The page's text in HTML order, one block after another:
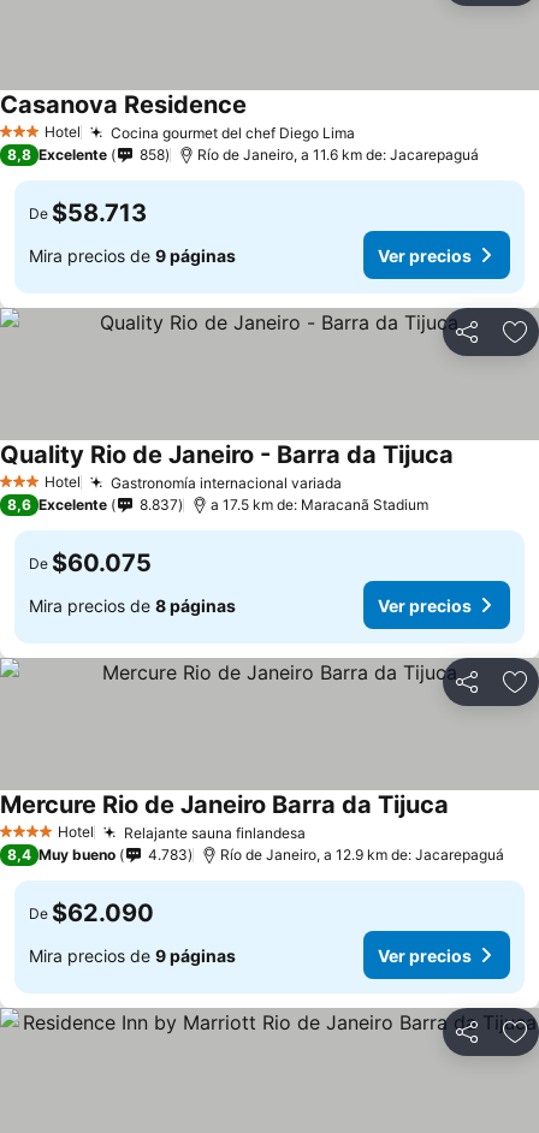
3 Estrellas
Hotel Cocina gourmet del chef Diego Lima
Casanova Residence
8,8 Excelente 858 Río de Janeiro, a 11.6 km de: Jacarepaguá
De $58.713
Mira precios de 9 páginas Ver precios
Compartir
3 Estrellas
Hotel Gastronomía internacional variada
Quality Rio de Janeiro - Barra da Tijuca
8,6 Excelente 8.837 a 17.5 km de: Maracanã Stadium
De $60.075
Mira precios de 8 páginas Ver precios
Compartir
4 EstrellasHotel Relajante sauna finlandesa
Mercure Rio de Janeiro Barra da Tijuca
8,4 Muy bueno 4.783 Río de Janeiro, a 12.9 km de: Jacarepaguá
De $62.090
Mira precios de 9 páginas Ver precios
Compartir